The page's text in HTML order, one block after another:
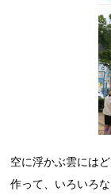
空に浮かぶ雲には
作って、いろいろ